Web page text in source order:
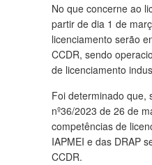
No que concerne ao
partir de dia 1 de
licenciamento serão
CCDR, sendo
de licenciamento
Foi determinado que,
nº36/2023 de 26 de
competências de
IAPMEI e das DRAP
CCDR.